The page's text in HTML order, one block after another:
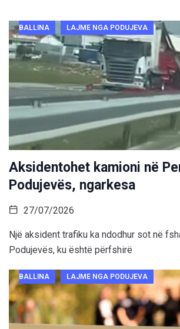
BALLINA LAJME NGA PODUJEVA
Aksidentohet kamioni në
Podujevës, ngarkesa
27/07/2026
Një aksident trafiku ka ndodhur sot në
Podujevës, ku është përfshirë
BALLINA LAJME NGA PODUJEVA